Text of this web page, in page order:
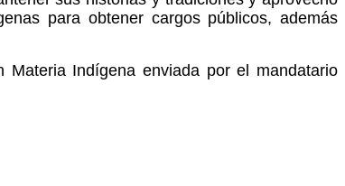
para obtener cargos públicos, además
Indígena enviada por el mandatario